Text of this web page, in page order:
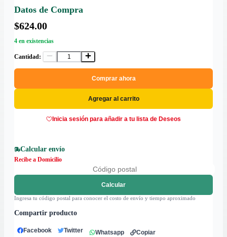
Datos de Compra
$624.00
4 en existencias
Cantidad:
Comprar ahora
Agregar al carrito
Inicia sesión para añadir a tu lista de Deseos
Calcular envío
Recibe a Domicilio
Calcular
Ingresa tu código postal para conocer el costo de envío y tiempo aproximado
Compartir producto
Facebook Twitter Whatsapp Copiar